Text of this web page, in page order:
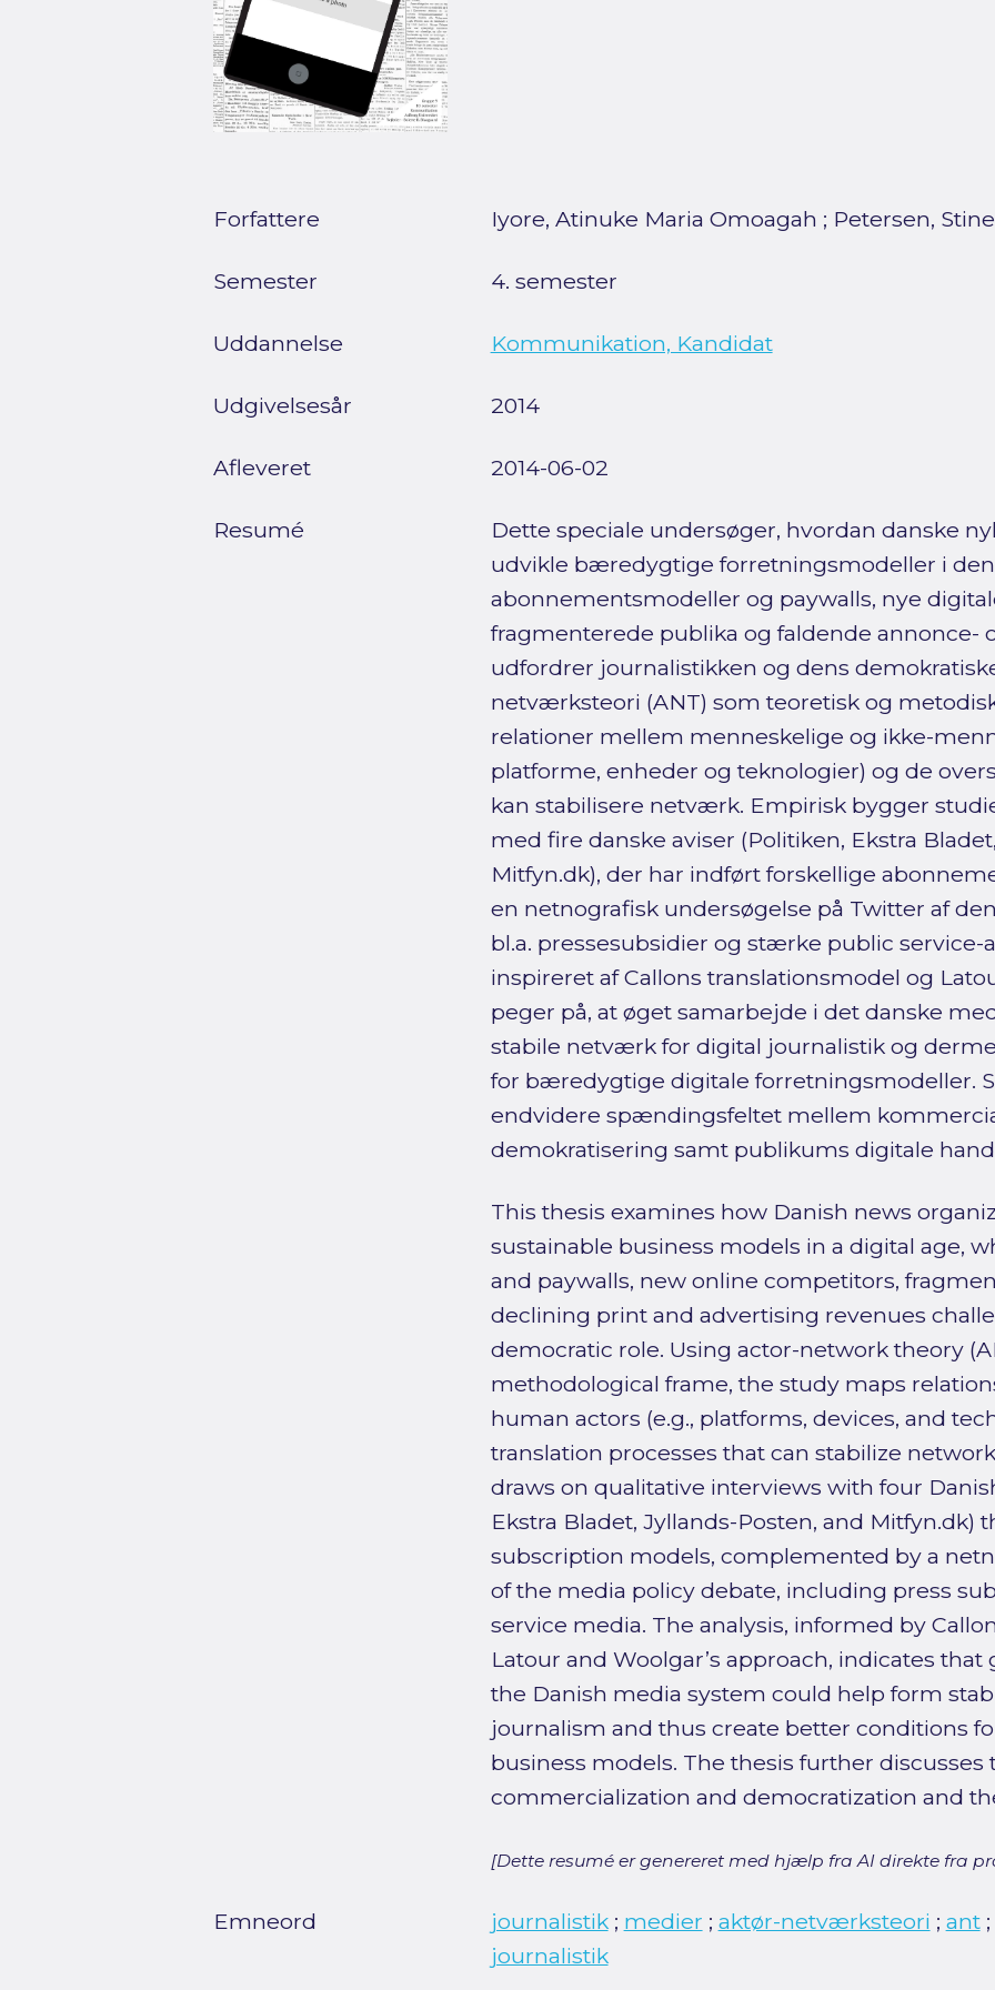
Forfattere Iyore, Atinuke Maria Omoagah ; Petersen,
Semester 4. semester
Uddannelse Kommunikation, Kandidat
Udgivelsesår 2014
Afleveret 2014-06-02
Resumé
Dette speciale undersøger, hvordan danske
udvikle bæredygtige forretningsmodeller i
abonnementsmodeller og paywalls, nye
fragmenterede publika og faldende
udfordrer journalistikken og dens
netværksteori (ANT) som teoretisk og
relationer mellem menneskelige og ikke-
platforme, enheder og teknologier) og de
kan stabilisere netværk. Empirisk bygger
med fire danske aviser (Politiken, Ekstra
Mitfyn.dk), der har indført forskellige
en netnografisk undersøgelse på Twitter af
bl.a. pressesubsidier og stærke public service-
inspireret af Callons translationsmodel og
peger på, at øget samarbejde i det danske
stabile netværk for digital journalistik og
for bæredygtige digitale forretningsmodeller.
endvidere spændingsfeltet mellem
demokratisering samt publikums digitale
This thesis examines how Danish news
sustainable business models in a digital age,
and paywalls, new online competitors,
declining print and advertising revenues
democratic role. Using actor-network theory
methodological frame, the study maps
human actors (e.g., platforms, devices, and
translation processes that can stabilize
draws on qualitative interviews with four
Ekstra Bladet, Jyllands-Posten, and Mitfyn.dk)
subscription models, complemented by a
of the media policy debate, including press
service media. The analysis, informed by
Latour and Woolgar’s approach, indicates
the Danish media system could help form
journalism and thus create better conditions
business models. The thesis further
commercialization and democratization and
[Dette resumé er genereret med hjælp fra AI direkte fra
Emneord journalistik; medier ; aktør-netværksteori ; ant;
journalistik